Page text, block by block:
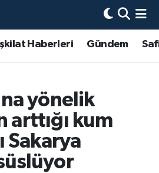
Haberleri Gündem
yönelik
arttığı kum
Sakarya
Müftülüğü
ve Fikstür